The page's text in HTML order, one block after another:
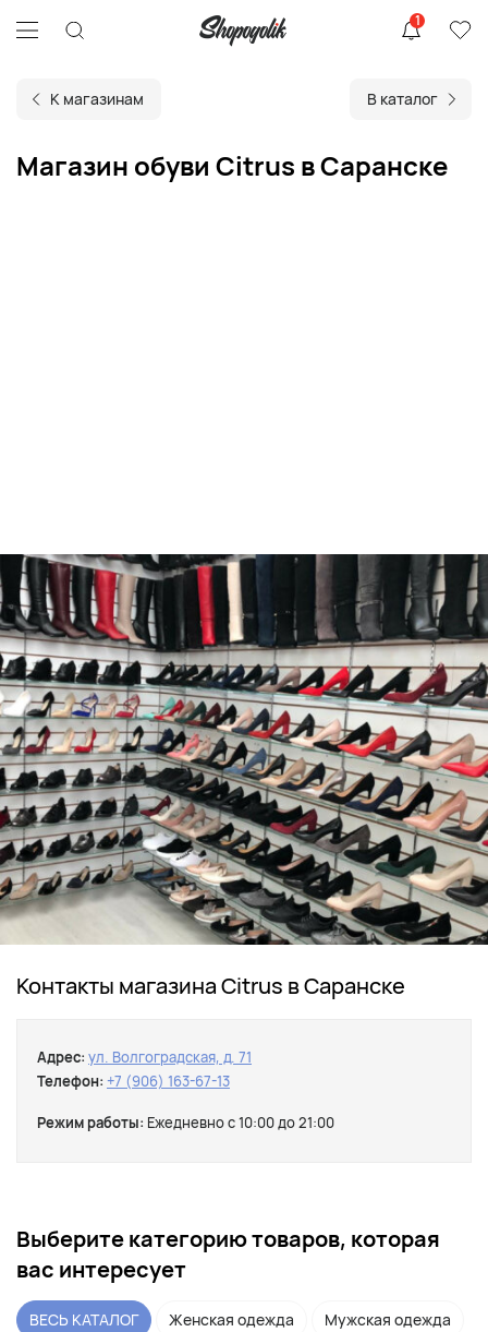
1
К магазинам В каталог
Магазин обуви Citrus в Саранске
Контакты магазина Citrus в Саранске
Адрес: ул. Волгоградская, д. 71
Телефон: +7 (906) 163-67-13
Режим работы: Ежедневно с 10:00 до 21:00
Выберите категорию товаров, которая
вас интересует
ВЕСЬ КАТАЛОГ Женская одежда Мужская одежда